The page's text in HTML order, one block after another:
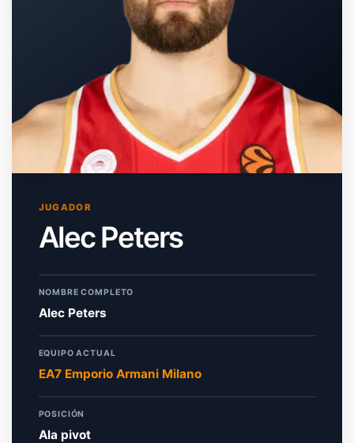
JUGADOR
Alec Peters
NOMBRE COMPLETO
Alec Peters
EQUIPO ACTUAL
EA7 Emporio Armani Milano
POSICIÓN
Ala pivot